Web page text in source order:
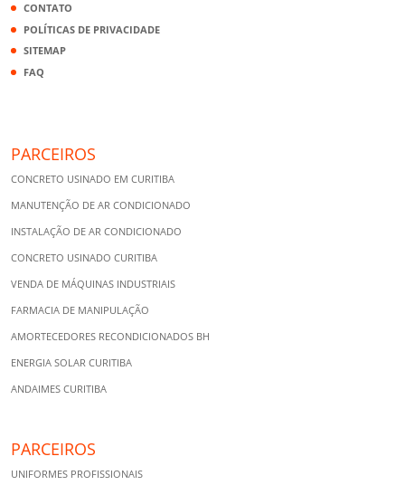
CONTATO
POLÍTICAS DE PRIVACIDADE
SITEMAP
FAQ
PARCEIROS
CONCRETO USINADO EM CURITIBA
MANUTENÇÃO DE AR CONDICIONADO
INSTALAÇÃO DE AR CONDICIONADO
CONCRETO USINADO CURITIBA
VENDA DE MÁQUINAS INDUSTRIAIS
FARMACIA DE MANIPULAÇÃO
AMORTECEDORES RECONDICIONADOS BH
ENERGIA SOLAR CURITIBA
ANDAIMES CURITIBA
PARCEIROS
UNIFORMES PROFISSIONAIS